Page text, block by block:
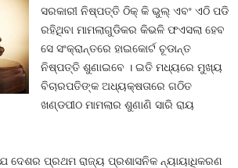
ସରକାରୀ ନିଷ୍ପତ୍ତି ଠିକ୍‍ କି ଭୁଲ୍‍ ଏବଂ ଏଠି ପଡି
ରହିଥିବା ମାମଲାଗୁଡିକର କିଭଳି ଫଏସଲା ହେବ
ସେ ସଂକ୍ରାନ୍ତରେ ହାଇକୋର୍ଟ ଚୂଡାନ୍ତ
ନିଷ୍ପତ୍ତି ଶୁଣାଇବେ । ଇତି ମଧ୍ୟରେ ମୁଖ୍ୟ
ବିଚାରପତିଙ୍କ ଅଧ୍ୟକ୍ଷତାରେ ଗଠିତ
ଖଣ୍ଡପୀଠ ମାମଲାର ଶୁଣାଣି ସାରି ରାୟ
ଦେଶର ପ୍ରଥମ ରାଜ୍ୟ ପ୍ରଶାସନିକ ନ୍ୟାୟାଧିକରଣ